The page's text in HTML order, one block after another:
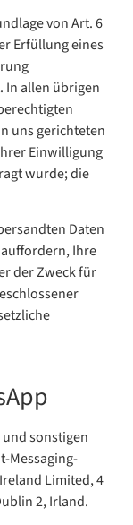
von Art. 6
Erfüllung eines
allen übrigen
uns gerichteten
Einwilligung
wurde; die
Daten
Ihre
der Zweck für
sonstigen
Messaging-
Limited, 4
2, Irland.